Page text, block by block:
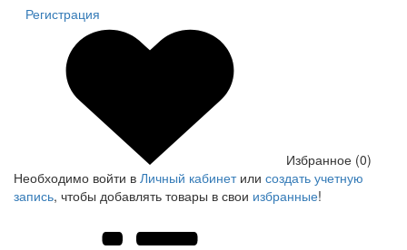
Регистрация
Избранное (0)
Необходимо войти в Личный кабинетили создать учетную
запись, чтобы добавлять товары в свои избранные!